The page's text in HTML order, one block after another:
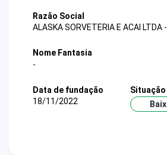
Razão Social
ALASKA SORVETERIA E ACAI LTDA
Nome Fantasia
-
Data de fundação
18/11/2022
Situação